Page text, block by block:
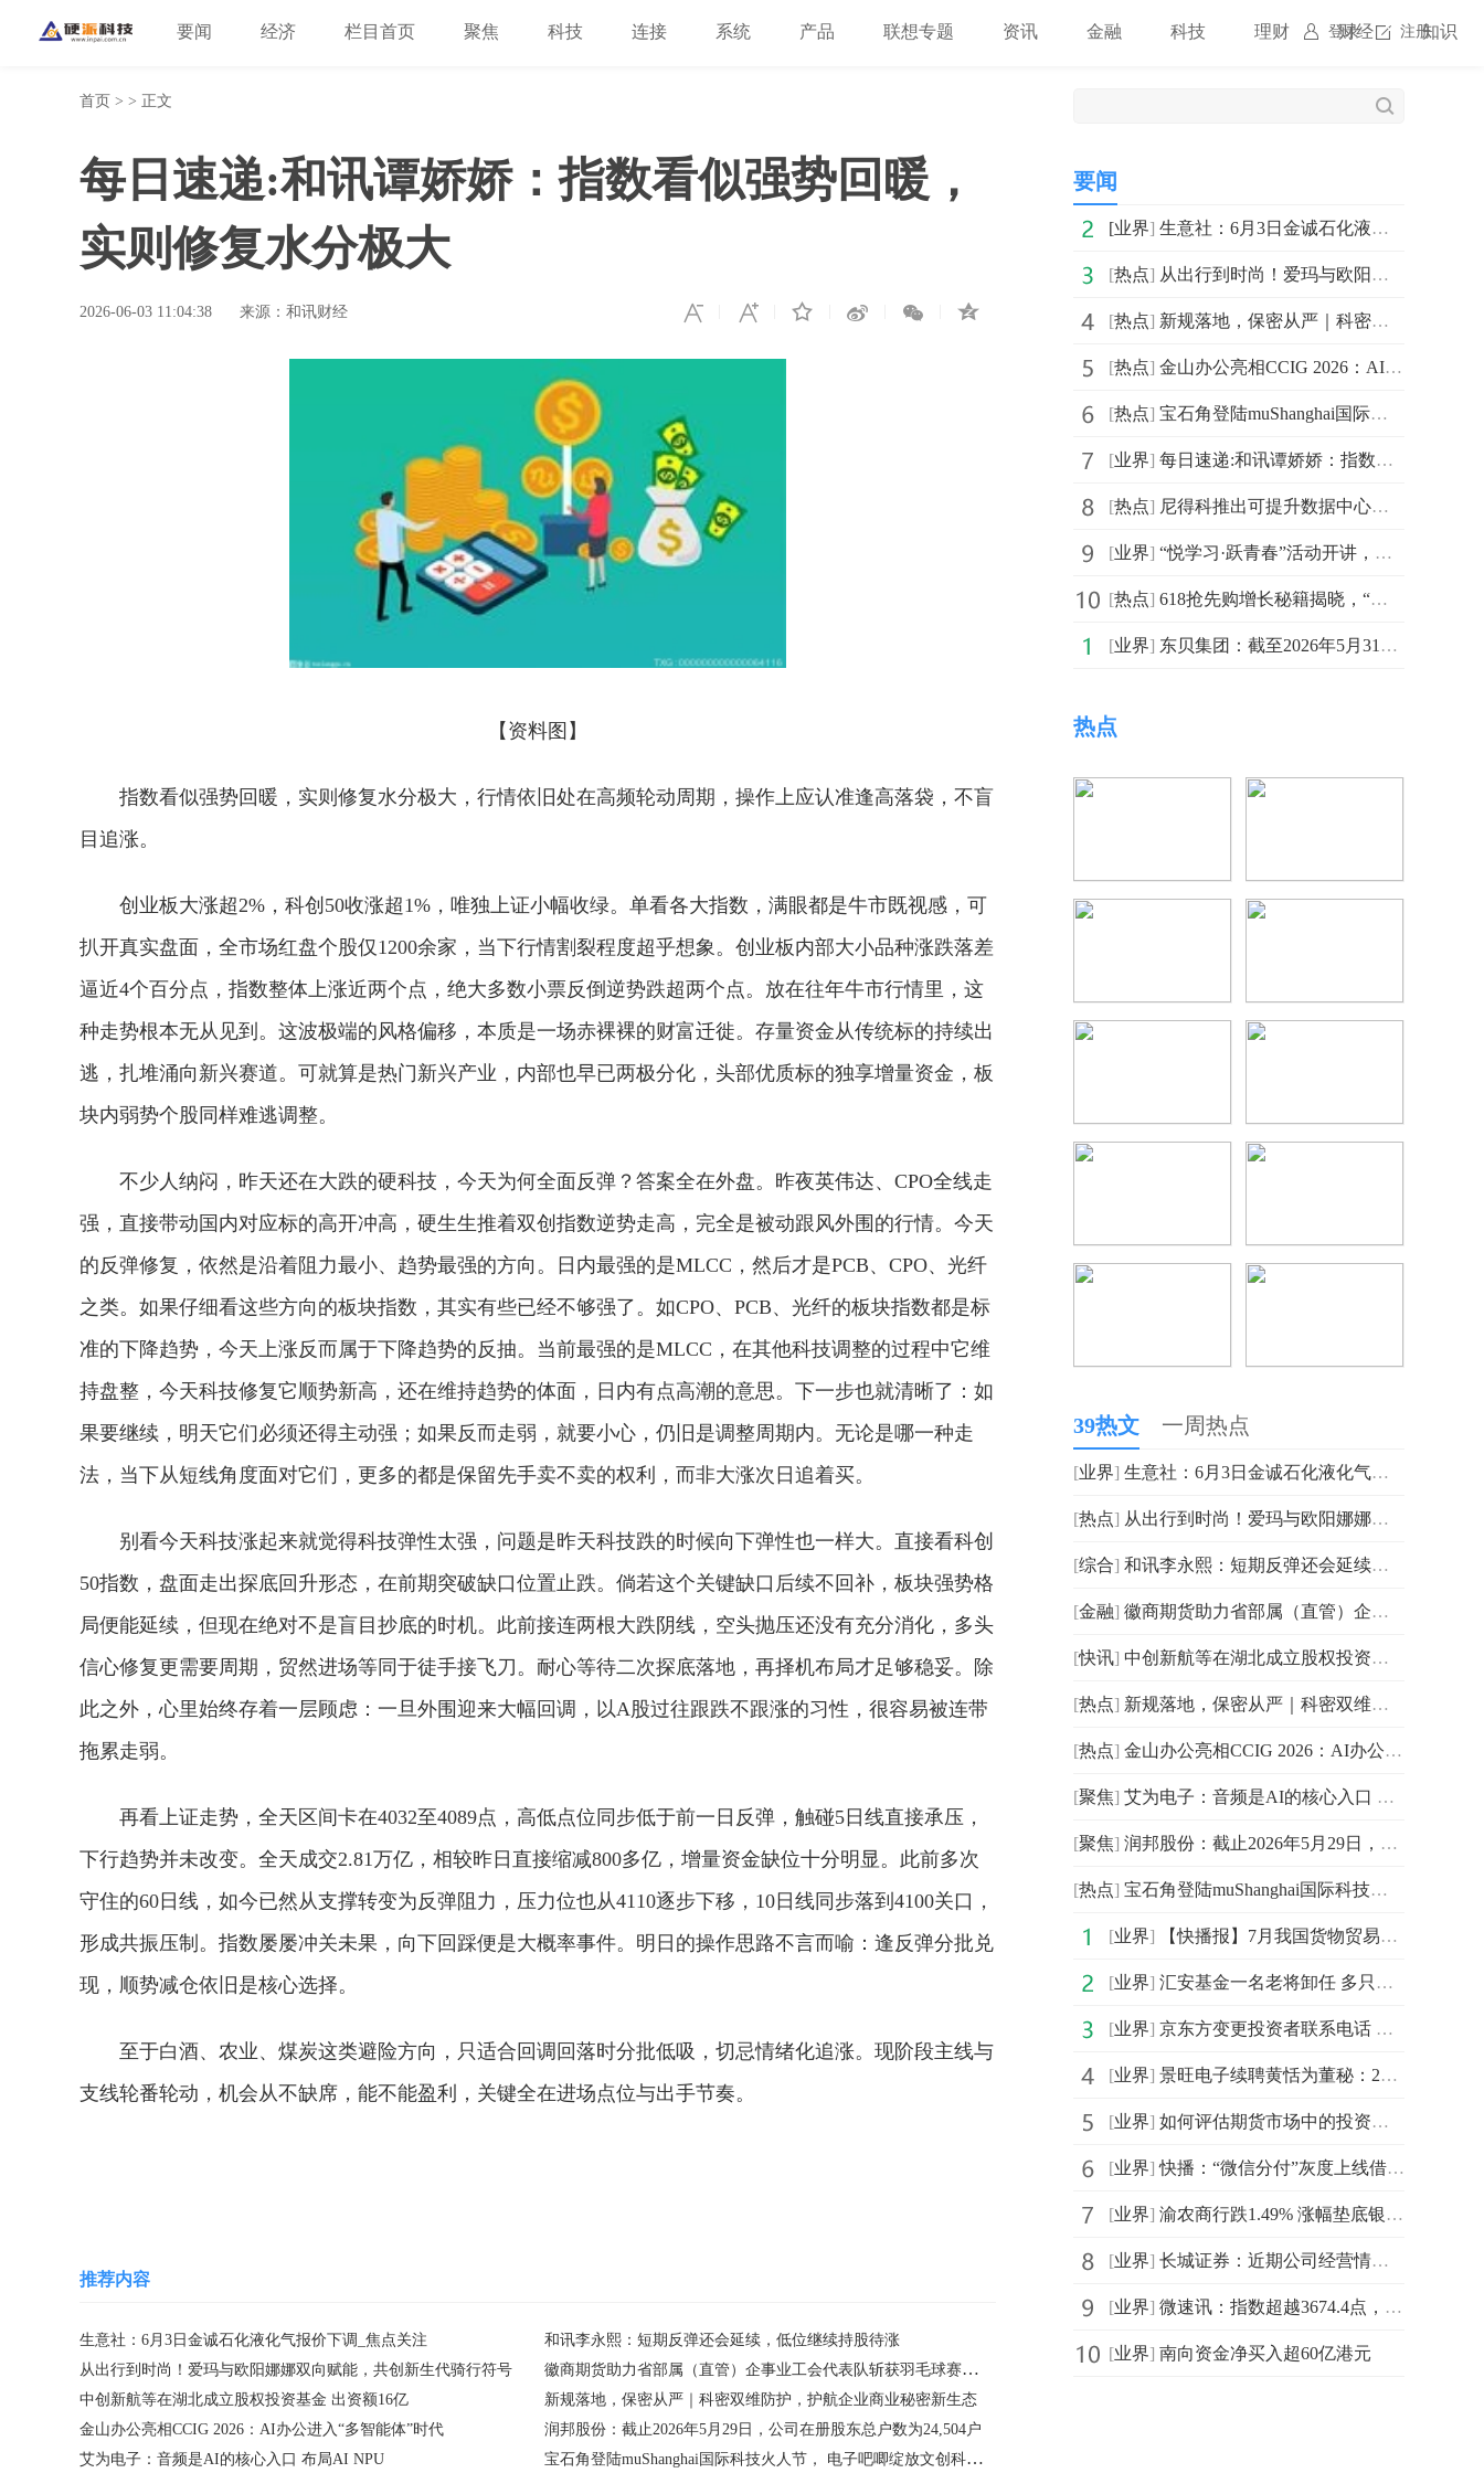
登录 注册
要闻 经济 栏目首页 聚焦 科技 连接 系统 产品 联想专题 资讯 金融 科技 理财 财经 知识
首页 > > 正文
每日速递:和讯谭娇娇：指数看似强势回暖，
实则修复水分极大
2026-06-03 11:04:38 来源：和讯财经
【资料图】
指数看似强势回暖，实则修复水分极大，行情依旧处在高频轮动周期，操作上应认准逢高落袋，不盲
目追涨。
创业板大涨超2%，科创50收涨超1%，唯独上证小幅收绿。单看各大指数，满眼都是牛市既视感，可
扒开真实盘面，全市场红盘个股仅1200余家，当下行情割裂程度超乎想象。创业板内部大小品种涨跌落差
逼近4个百分点，指数整体上涨近两个点，绝大多数小票反倒逆势跌超两个点。放在往年牛市行情里，这
种走势根本无从见到。这波极端的风格偏移，本质是一场赤裸裸的财富迁徙。存量资金从传统标的持续出
逃，扎堆涌向新兴赛道。可就算是热门新兴产业，内部也早已两极分化，头部优质标的独享增量资金，板
块内弱势个股同样难逃调整。
不少人纳闷，昨天还在大跌的硬科技，今天为何全面反弹？答案全在外盘。昨夜英伟达、CPO全线走
强，直接带动国内对应标的高开冲高，硬生生推着双创指数逆势走高，完全是被动跟风外围的行情。今天
的反弹修复，依然是沿着阻力最小、趋势最强的方向。日内最强的是MLCC，然后才是PCB、CPO、光纤
之类。如果仔细看这些方向的板块指数，其实有些已经不够强了。如CPO、PCB、光纤的板块指数都是标
准的下降趋势，今天上涨反而属于下降趋势的反抽。当前最强的是MLCC，在其他科技调整的过程中它维
持盘整，今天科技修复它顺势新高，还在维持趋势的体面，日内有点高潮的意思。下一步也就清晰了：如
果要继续，明天它们必须还得主动强；如果反而走弱，就要小心，仍旧是调整周期内。无论是哪一种走
法，当下从短线角度面对它们，更多的都是保留先手卖不卖的权利，而非大涨次日追着买。
别看今天科技涨起来就觉得科技弹性太强，问题是昨天科技跌的时候向下弹性也一样大。直接看科创
50指数，盘面走出探底回升形态，在前期突破缺口位置止跌。倘若这个关键缺口后续不回补，板块强势格
局便能延续，但现在绝对不是盲目抄底的时机。此前接连两根大跌阴线，空头抛压还没有充分消化，多头
信心修复更需要周期，贸然进场等同于徒手接飞刀。耐心等待二次探底落地，再择机布局才足够稳妥。除
此之外，心里始终存着一层顾虑：一旦外围迎来大幅回调，以A股过往跟跌不跟涨的习性，很容易被连带
拖累走弱。
再看上证走势，全天区间卡在4032至4089点，高低点位同步低于前一日反弹，触碰5日线直接承压，
下行趋势并未改变。全天成交2.81万亿，相较昨日直接缩减800多亿，增量资金缺位十分明显。此前多次
守住的60日线，如今已然从支撑转变为反弹阻力，压力位也从4110逐步下移，10日线同步落到4100关口，
形成共振压制。指数屡屡冲关未果，向下回踩便是大概率事件。明日的操作思路不言而喻：逢反弹分批兑
现，顺势减仓依旧是核心选择。
至于白酒、农业、煤炭这类避险方向，只适合回调回落时分批低吸，切忌情绪化追涨。现阶段主线与
支线轮番轮动，机会从不缺席，能不能盈利，关键全在进场点位与出手节奏。
推荐内容
生意社：6月3日金诚石化液化气报价下调_焦点关注
和讯李永熙：短期反弹还会延续，低位继续持股待涨
从出行到时尚！爱玛与欧阳娜娜双向赋能，共创新生代骑行符号
徽商期货助力省部属（直管）企事业工会代表队斩获羽毛球赛冠军
中创新航等在湖北成立股权投资基金 出资额16亿
新规落地，保密从严｜科密双维防护，护航企业商业秘密新生态
​金山办公亮相CCIG 2026：AI办公进入“多智能体”时代
润邦股份：截止2026年5月29日，公司在册股东总户数为24,504户
艾为电子：音频是AI的核心入口 布局AI NPU
宝石角登陆muShanghai国际科技火人节， 电子吧唧绽放文创科技新势力
要闻
[业界] 生意社：6月3日金诚石化液化气报价下调_焦点关注
[热点] 从出行到时尚！爱玛与欧阳娜娜双向赋能，共创新生代骑行符号
[热点] 新规落地，保密从严｜科密双维防护，护航企业商业秘密新生态
[热点] ​金山办公亮相CCIG 2026：AI办公进入“多智能体”时代
[热点] 宝石角登陆muShanghai国际科技火人节， 电子吧唧绽放文创科技新势力
[业界] 每日速递:和讯谭娇娇：指数看似强势回暖，实则修复水分极大
[热点] 尼得科推出可提升数据中心设计灵活性的新产品“STC 1.0”样机
[业界] “悦学习·跃青春”活动开讲，青年以担当书写“十五五”答卷 百事通
[热点] 618抢先购增长秘籍揭晓，“商品×内容×价格x服务力”引爆生意
[业界] 东贝集团：截至2026年5月31日，公司股东户数为31,694户
热点
39热文 一周热点
[业界] 生意社：6月3日金诚石化液化气报价下调_焦点关注
[热点] 从出行到时尚！爱玛与欧阳娜娜双向赋能，共创新生代骑行符号
[综合] 和讯李永熙：短期反弹还会延续，低位继续持股待涨
[金融] 徽商期货助力省部属（直管）企事业工会代表队斩获羽毛球赛冠军
[快讯] 中创新航等在湖北成立股权投资基金 出资额16亿
[热点] 新规落地，保密从严｜科密双维防护，护航企业商业秘密新生态
[热点] ​金山办公亮相CCIG 2026：AI办公进入“多智能体”时代
[聚焦] 艾为电子：音频是AI的核心入口 布局AI NPU
[聚焦] 润邦股份：截止2026年5月29日，公司在册股东总户数为24,504户
[热点] 宝石角登陆muShanghai国际科技火人节， 电子吧唧绽放文创科技新势力
[业界] 【快播报】7月我国货物贸易进出口同比增长6.7% 增速创年内新高
[业界] 汇安基金一名老将卸任 多只产品任职回报不佳|焦点滚动
[业界] 京东方变更投资者联系电话 每日动态
[业界] 景旺电子续聘黄恬为董秘：2024年薪酬155万 今年一季度公司净利增长2%
[业界] 如何评估期货市场中的投资回报率？-今日热讯
[业界]快播：“微信分付”灰度上线借款功能
[业界] 渝农商行跌1.49% 涨幅垫底银行板块
[业界] 长城证券：近期公司经营情况及内外部经营环境未发生重大变化-热门看点
[业界] 微速讯：指数超越3674.4点，市场为何感受不到赚钱效应？
[业界] 南向资金净买入超60亿港元